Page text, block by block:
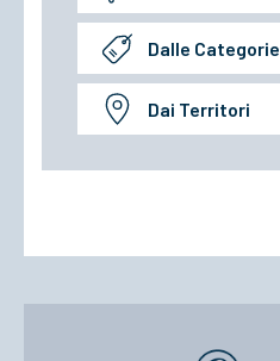
Dalle Categorie
Dai Territori